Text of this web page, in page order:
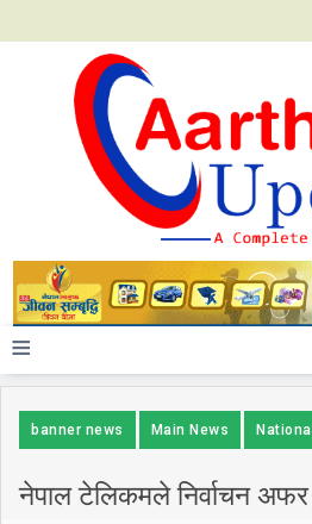
≡
banner news Main News National
नेपाल टेलिकमले निर्वाचन अफर